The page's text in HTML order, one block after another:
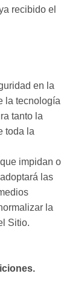
recibido el
en la
la tecnología
tanto la
toda la
impidan o
las
la
Sitio.